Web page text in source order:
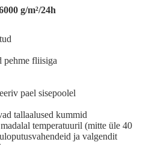
g/m²/24h
pehme fliisiga
pael sisepoolel
tallaalused kummid
temperatuuril (mitte üle 40
ja valgendit